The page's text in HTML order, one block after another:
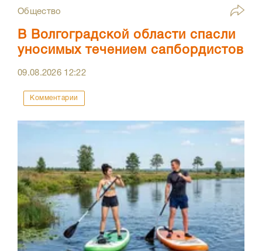
Общество
В Волгоградской области спасли
уносимых течением сапбордистов
09.08.2026 12:22
Комментарии